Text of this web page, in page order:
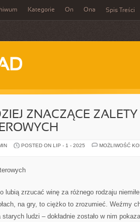
Kategorie On Ona Spis Treści
ZNACZĄCE ZALETY
POSTED ON LIP - 1 - 2025
MOŻLIWOŚĆ
lubią zrzucać winę za różnego rodzaju
na gry, to ciężko to zrozumieć. Weźmy
ludzi – dokładnie zostało w nim